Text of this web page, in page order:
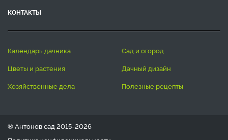
КОНТАКТЫ
календарь дачника
сад и огород
цветы и растения
дачный дизайн
хозяйственные дела
полезные рецепты
® Антонов сад 2015-2026